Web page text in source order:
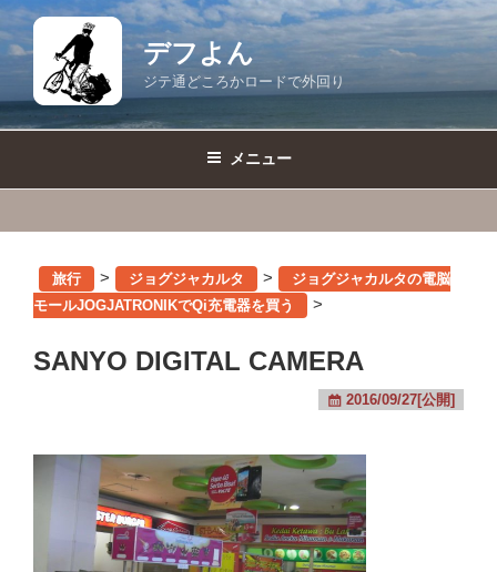
コ
ン
デフよん
ジテ通どころかロードで外回り
メニュー
旅行 > ジョグジャカルタ >
ジョグジャカルタの電脳
モールJOGJATRONIKでQi充電器を買う
>
SANYO DIGITAL CAMERA
2016/09/27[公開]